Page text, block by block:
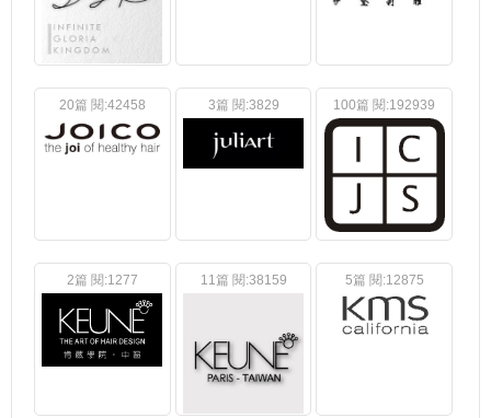
20篇 閱:42458 3篇 閱:3829 100篇 閱:192939
2篇 閱:1277 11篇 閱:38159 5篇 閱:12875